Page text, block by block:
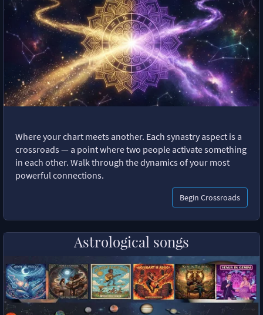
Where your chart meets another. Each synastry aspect is a
crossroads — a point where two people activate something
in each other. Walk through the dynamics of your most
powerful connections.
Begin Crossroads
Astrological songs